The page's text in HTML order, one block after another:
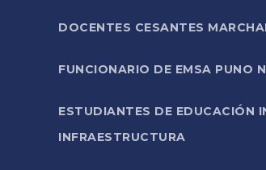
DOCENTES CESANTES
FUNCIONARIO DE EMSA PUNO
ESTUDIANTES DE EDUCACIÓN
INFRAESTRUCTURA